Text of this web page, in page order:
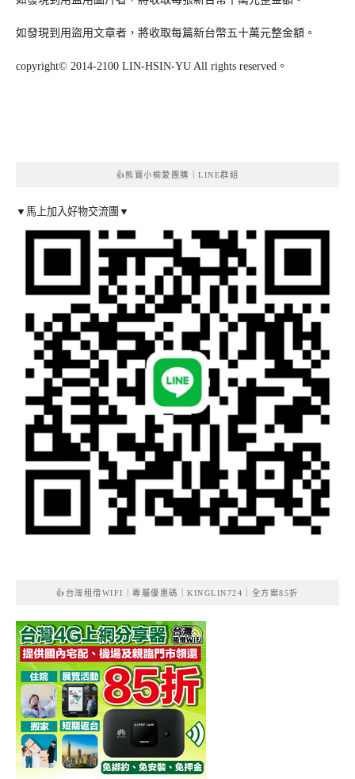
如發現到用盜用文章者，將收取每篇新台幣五十萬元整金額。
copyright© 2014-2100 LIN-HSIN-YU All rights reserved。
👍熊寶小榆愛團購｜LINE群組
▼馬上加入好物交流團▼
👍台灣租借WIFI｜專屬優惠碼｜KINGLIN724｜全方案85折